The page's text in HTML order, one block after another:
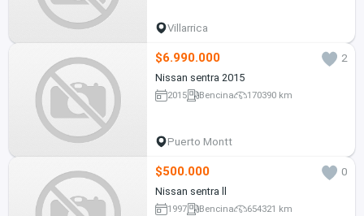
Villarrica
$6.990.000
2
Nissan sentra 2015
2015 Bencina 170390 km
Puerto Montt
$500.000
0
Nissan sentra ll
1997 Bencina 654321 km